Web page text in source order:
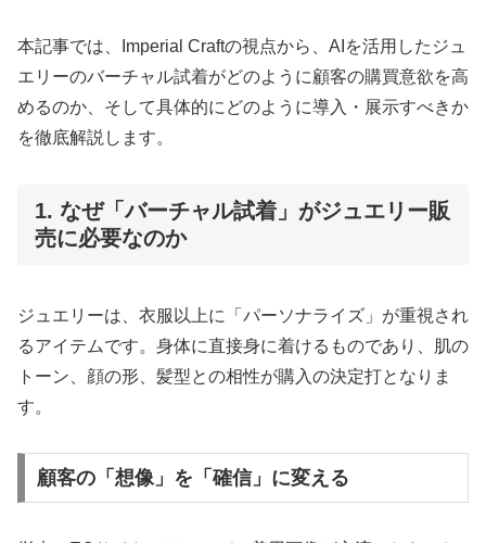
本記事では、Imperial Craftの視点から、AIを活用したジュ
エリーのバーチャル試着がどのように顧客の購買意欲を高
めるのか、そして具体的にどのように導入・展示すべきか
を徹底解説します。
1. なぜ「バーチャル試着」がジュエリー販
売に必要なのか
ジュエリーは、衣服以上に「パーソナライズ」が重視され
るアイテムです。身体に直接身に着けるものであり、肌の
トーン、顔の形、髪型との相性が購入の決定打となりま
す。
顧客の「想像」を「確信」に変える